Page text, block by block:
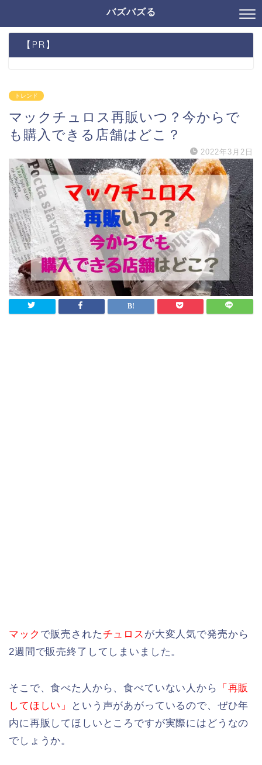
バズバズる
【PR】
トレンド
マックチュロス再販いつ？今からで
も購入できる店舗はどこ？
2022年3月2日
マック で販売された チュロス が大変人気で発売から
2週間で販売終了してしまいました。
そこで、食べた人から、食べていない人から
「再販
してほしい」
という声があがっているので、ぜひ年
内に再販してほしいところですが実際にはどうなの
でしょうか。